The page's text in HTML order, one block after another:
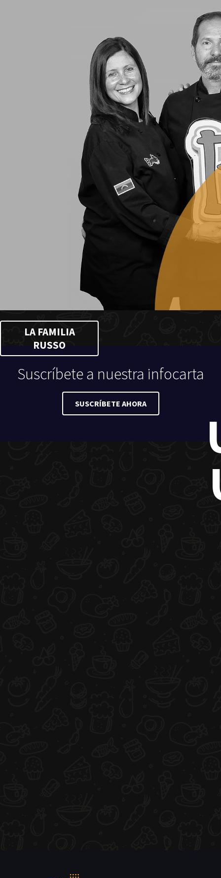
LA FAMILIA
RUSSO
Suscríbete a nuestra infocarta
SUSCRÍBETE AHORA